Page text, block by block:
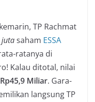
kemarin, TP Rachmat
jutasaham ESSA
ratanya di
Kalau ditotal, nilai
Rp45,9 Miliar. Gara-
langsung TP